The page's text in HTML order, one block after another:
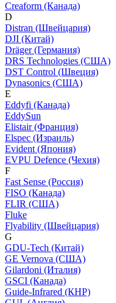
Creaform (Канада)
D
Distran (Швейцария)
DJI (Китай)
Dräger (Германия)
DRS Technologies (США)
DST Control (Швеция)
Dynasonics (США)
E
Eddyfi (Канада)
EddySun
Elistair (Франция)
Elspec (Израиль)
Evident (Япония)
EVPU Defence (Чехия)
F
Fast Sense (Россия)
FISO (Канада)
FLIR (США)
Fluke
Flyability (Швейцария)
G
GDU-Tech (Китай)
GE Vernova (США)
Gilardoni (Италия)
GSCI (Канада)
Guide-Infrared (КНР)